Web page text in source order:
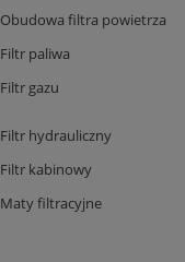
Obudowa filtra powietrza
Filtr paliwa
Filtr gazu
Filtr hydrauliczny
Filtr kabinowy
Maty filtracyjne